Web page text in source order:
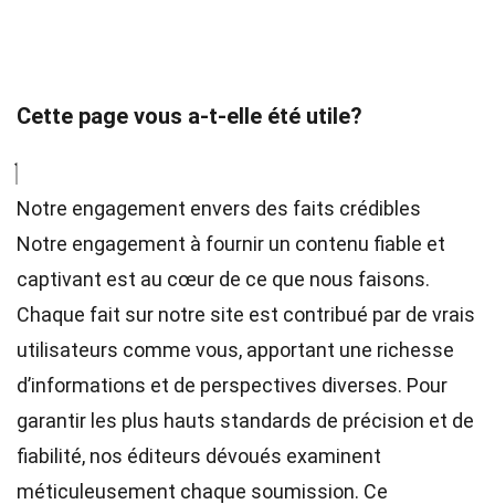
Cette page vous a-t-elle été utile?
Notre engagement envers des faits crédibles
Notre engagement à fournir un contenu fiable et
captivant est au cœur de ce que nous faisons.
Chaque fait sur notre site est contribué par de vrais
utilisateurs comme vous, apportant une richesse
d’informations et de perspectives diverses. Pour
garantir les plus hauts standards de précision et de
fiabilité, nos éditeurs dévoués examinent
méticuleusement chaque soumission. Ce